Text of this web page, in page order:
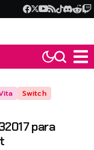
Switch
para